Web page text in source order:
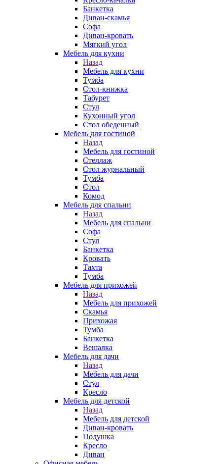
Банкетка
Диван-скамья
Софа
Диван-кровать
Мягкий угол
Мебель для кухни
Назад
Мебель для кухни
Тумба
Стол-книжка
Табурет
Стул
Кухонный угол
Стол обеденный
Мебель для гостиной
Назад
Мебель для гостиной
Стеллаж
Стол журнальный
Тумба
Стол
Комод
Мебель для спальни
Назад
Мебель для спальни
Софа
Стул
Банкетка
Кровать
Тахта
Тумба
Мебель для прихожей
Назад
Мебель для прихожей
Скамья
Прихожая
Тумба
Банкетка
Вешалка
Мебель для дачи
Назад
Мебель для дачи
Стул
Кресло
Мебель для детской
Назад
Мебель для детской
Диван-кровать
Подушка
Кресло
Диван